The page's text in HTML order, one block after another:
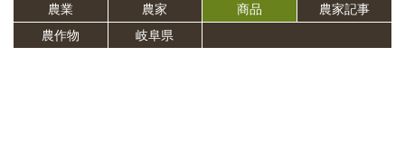
農業 農家 商品
農家記事
農作物
岐阜県